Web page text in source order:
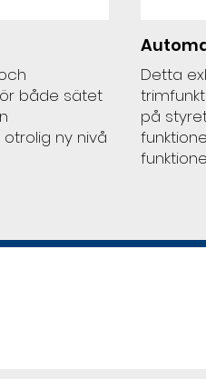
både sätet
ny nivå
Detta
på